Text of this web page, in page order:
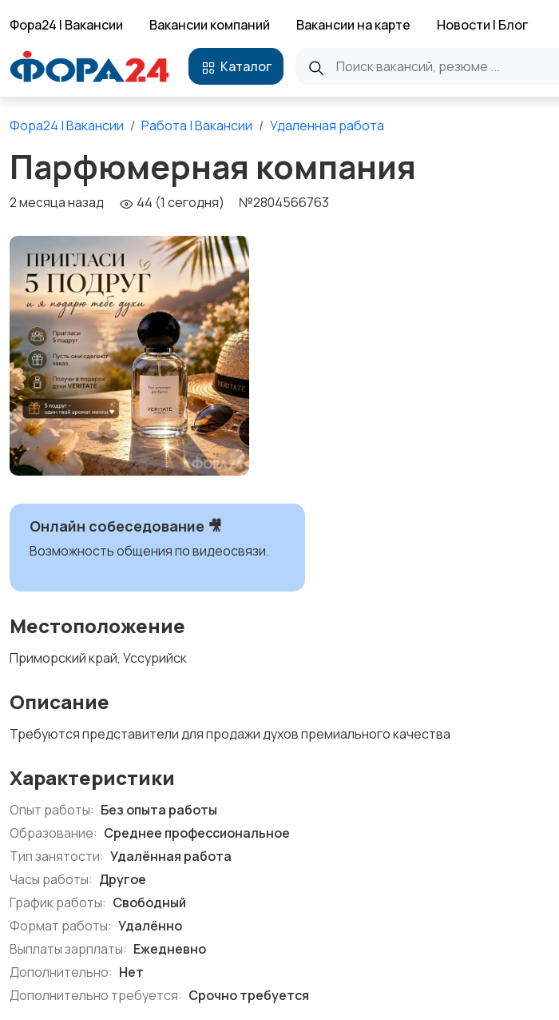
Фора24 | Вакансии Вакансии компаний Вакансии на карте Новости | Блог
Каталог
Фора24 | Вакансии Работа | Вакансии Удаленная работа
Парфюмерная компания
2 месяца назад 44 (1 сегодня) №2804566763
Онлайн собеседование 🎥
Возможность общения по видеосвязи.
Местоположение
Приморский край, Уссурийск
Описание
Требуются представители для продажи духов премиального качества
Характеристики
Опыт работы: Без опыта работы
Образование: Среднее профессиональное
Тип занятости: Удалённая работа
Часы работы: Другое
График работы: Свободный
Формат работы: Удалённо
Выплаты зарплаты: Ежедневно
Дополнительно: Нет
Дополнительно требуется: Срочно требуется